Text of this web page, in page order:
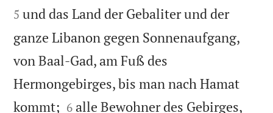
5 und das Land der Gebaliter und der
ganze Libanon gegen Sonnenaufgang,
von Baal-Gad, am Fuß des
Hermongebirges, bis man nach Hamat
kommt; 

6 alle Bewohner des Gebirges,